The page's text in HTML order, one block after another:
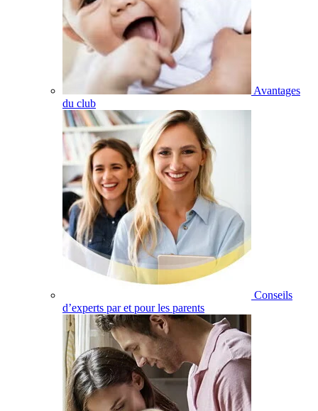
Avantages
du club
Conseils
d’experts par et pour les parents